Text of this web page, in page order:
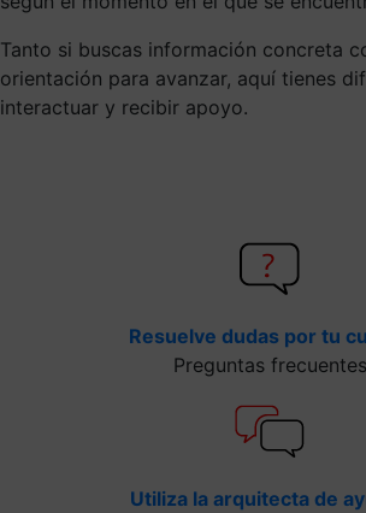
Tanto si buscas información concreta
orientación para avanzar, aquí tienes
interactuar y recibir apoyo.
Resuelve dudas por tu
Preguntas frecuentes
Utiliza la arquitecta de